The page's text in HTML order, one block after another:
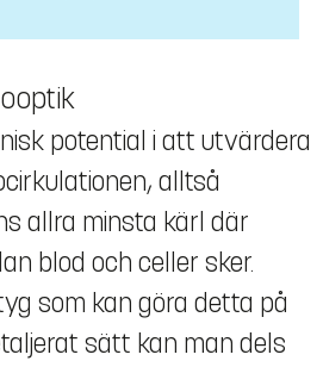
potential i att utvärdera
alltså
allra minsta kärl där
blod och celler sker.
som kan göra detta på
sätt kan man dels